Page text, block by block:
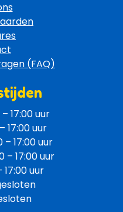
(FAQ)
17:00 uur
17:00 uur
– 17:00 uur
– 17:00 uur
17:00 uur